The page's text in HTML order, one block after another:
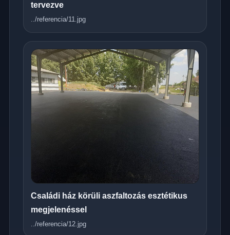
tervezve
../referencia/11.jpg
Családi ház körüli aszfaltozás esztétikus
megjelenéssel
../referencia/12.jpg